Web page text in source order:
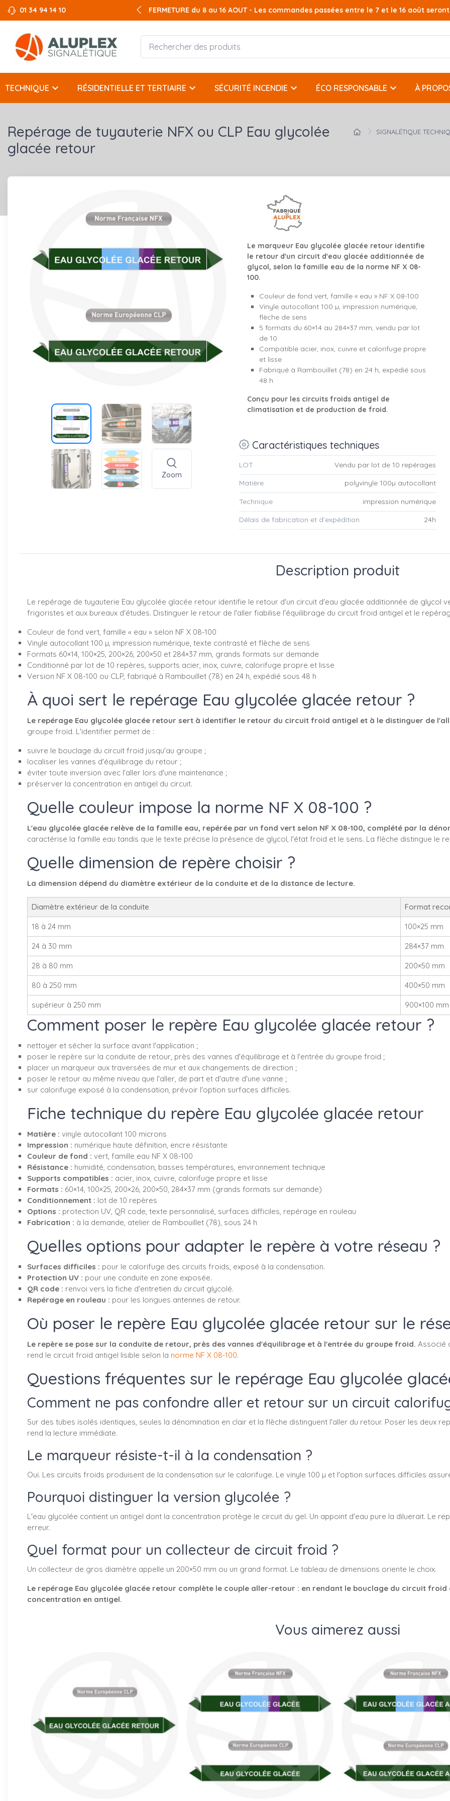
01 34 94 14 10 FERMETURE du 8 au 16 AOUT - Les commandes passées entre le 7 et le 16 août
TECHNIQUE keyboard_arrow_down RÉSIDENTIELLE ET TERTIAIRE keyboard_arrow_down SÉCURITÉ INCENDIE keyboard_arrow_down ÉCO RESPONSABLE keyboard_arrow_down À
SIGNALÉTIQUE
Repérage de tuyauterie NFX ou CLP Eau glycolée
glacée retour
Zoom
Le marqueur Eau glycolée glacée retour identifie
le retour d'un circuit d'eau glacée additionnée de
glycol, selon la famille eau de la norme NF X 08-
100.
Couleur de fond vert, famille « eau » NF X 08-100
Vinyle autocollant 100 µ, impression numérique,
flèche de sens
5 formats du 60×14 au 284×37 mm, vendu par lot
de 10
Compatible acier, inox, cuivre et calorifuge propre
et lisse
Fabriqué à Rambouillet (78) en 24 h, expédié sous
48 h
Conçu pour les circuits froids antigel de
climatisation et de production de froid.
Caractéristiques techniques
LOT Vendu par lot de 10 repérages
Matière polyvinyle 100µ autocollant
Technique impression numérique
Délais de fabrication et d’expédition 24h
Description produit
Le repérage de tuyauterie Eau glycolée glacée retour identifie le retour d'un circuit d'eau glacée additionnée de glycol
frigoristes et aux bureaux d'études. Distinguer le retour de l'aller fiabilise l'équilibrage du circuit froid antigel et le
Couleur de fond vert, famille « eau » selon NF X 08-100
Vinyle autocollant 100 µ, impression numérique, texte contrasté et flèche de sens
Formats 60×14, 100×25, 200×26, 200×50 et 284×37 mm, grands formats sur demande
Conditionné par lot de 10 repères, supports acier, inox, cuivre, calorifuge propre et lisse
Version NF X 08-100 ou CLP, fabriqué à Rambouillet (78) en 24 h, expédié sous 48 h
À quoi sert le repérage Eau glycolée glacée retour ?
Le repérage Eau glycolée glacée retour sert à identifier le retour du circuit froid antigel et à le distinguer de
groupe froid. L'identifier permet de :
suivre le bouclage du circuit froid jusqu'au groupe ;
localiser les vannes d'équilibrage du retour ;
éviter toute inversion avec l'aller lors d'une maintenance ;
préserver la concentration en antigel du circuit.
Quelle couleur impose la norme NF X 08-100 ?
L'eau glycolée glacée relève de la famille eau, repérée par un fond vert selon NF X 08-100, complété par la
caractérise la famille eau tandis que le texte précise la présence de glycol, l'état froid et le sens. La flèche distingue le
Quelle dimension de repère choisir ?
La dimension dépend du diamètre extérieur de la conduite et de la distance de lecture.
Diamètre extérieur de la conduite Format
18 à 24 mm 100×25 mm
24 à 30 mm 284×37 mm
28 à 80 mm 200×50 mm
80 à 250 mm 400×50 mm
supérieur à 250 mm 900×100 mm
Comment poser le repère Eau glycolée glacée retour ?
nettoyer et sécher la surface avant l'application ;
poser le repère sur la conduite de retour, près des vannes d'équilibrage et à l'entrée du groupe froid ;
placer un marqueur aux traversées de mur et aux changements de direction ;
poser le retour au même niveau que l'aller, de part et d'autre d'une vanne ;
sur calorifuge exposé à la condensation, prévoir l'option surfaces difficiles.
Fiche technique du repère Eau glycolée glacée retour
Matière : vinyle autocollant 100 microns
Impression : numérique haute définition, encre résistante
Couleur de fond : vert, famille eau NF X 08-100
Résistance : humidité, condensation, basses températures, environnement technique
Supports compatibles : acier, inox, cuivre, calorifuge propre et lisse
Formats : 60×14, 100×25, 200×26, 200×50, 284×37 mm (grands formats sur demande)
Conditionnement : lot de 10 repères
Options : protection UV, QR code, texte personnalisé, surfaces difficiles, repérage en rouleau
Fabrication : à la demande, atelier de Rambouillet (78), sous 24 h
Quelles options pour adapter le repère à votre réseau ?
Surfaces difficiles : pour le calorifuge des circuits froids, exposé à la condensation.
Protection UV : pour une conduite en zone exposée.
QR code : renvoi vers la fiche d'entretien du circuit glycolé.
Repérage en rouleau : pour les longues antennes de retour.
Où poser le repère Eau glycolée glacée retour sur le
Le repère se pose sur la conduite de retour, près des vannes d'équilibrage et à l'entrée du groupe froid. Associé
rend le circuit froid antigel lisible selon la norme NF X 08-100.
Questions fréquentes sur le repérage Eau glycolée
Comment ne pas confondre aller et retour sur un circuit
Sur des tubes isolés identiques, seules la dénomination en clair et la flèche distinguent l'aller du retour. Poser les deux
rend la lecture immédiate.
Le marqueur résiste-t-il à la condensation ?
Oui. Les circuits froids produisent de la condensation sur le calorifuge. Le vinyle 100 µ et l'option surfaces difficiles
Pourquoi distinguer la version glycolée ?
L'eau glycolée contient un antigel dont la concentration protège le circuit du gel. Un appoint d'eau pure la diluerait. Le
erreur.
Quel format pour un collecteur de circuit froid ?
Un collecteur de gros diamètre appelle un 200×50 mm ou un grand format. Le tableau de dimensions oriente le choix.
Le repérage Eau glycolée glacée retour complète le couple aller-retour : en rendant le bouclage du circuit
concentration en antigel.
Vous aimerez aussi